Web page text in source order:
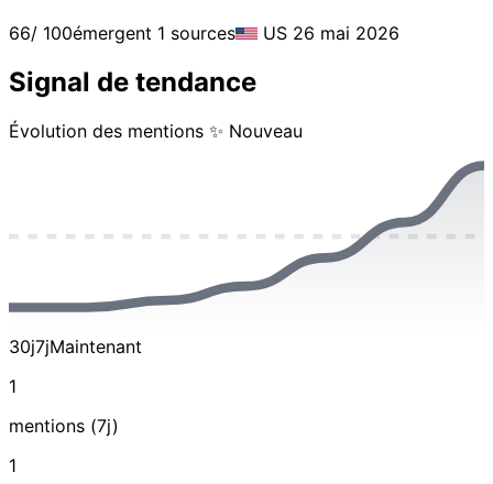
66/ 100émergent 1 sources US 26 mai 2026
Signal de tendance
Évolution des mentions ✨ Nouveau
30j7jMaintenant
1
mentions (7j)
1